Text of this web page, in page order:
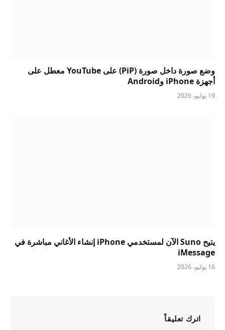
وضع صورة داخل صورة (PiP) على YouTube معطل على
أجهزة iPhone وAndroid
19 يوليو، 2026
يتيح Suno الآن لمستخدمي iPhone إنشاء الأغاني مباشرة في
iMessage
16 يوليو، 2026
اترك تعليقاً